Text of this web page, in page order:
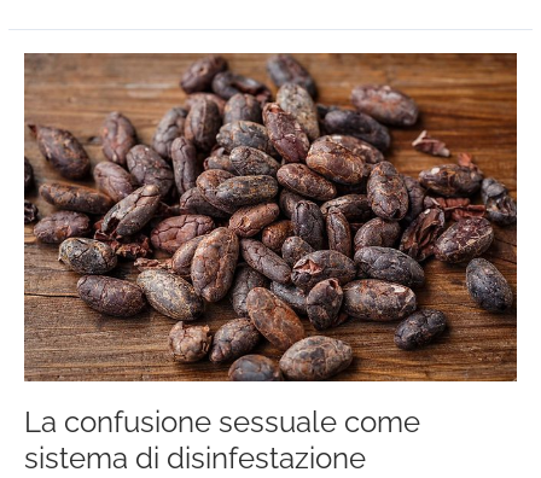
La confusione sessuale come
sistema di disinfestazione
La
confusione
sessuale
come
sistema
di
disinfestazione